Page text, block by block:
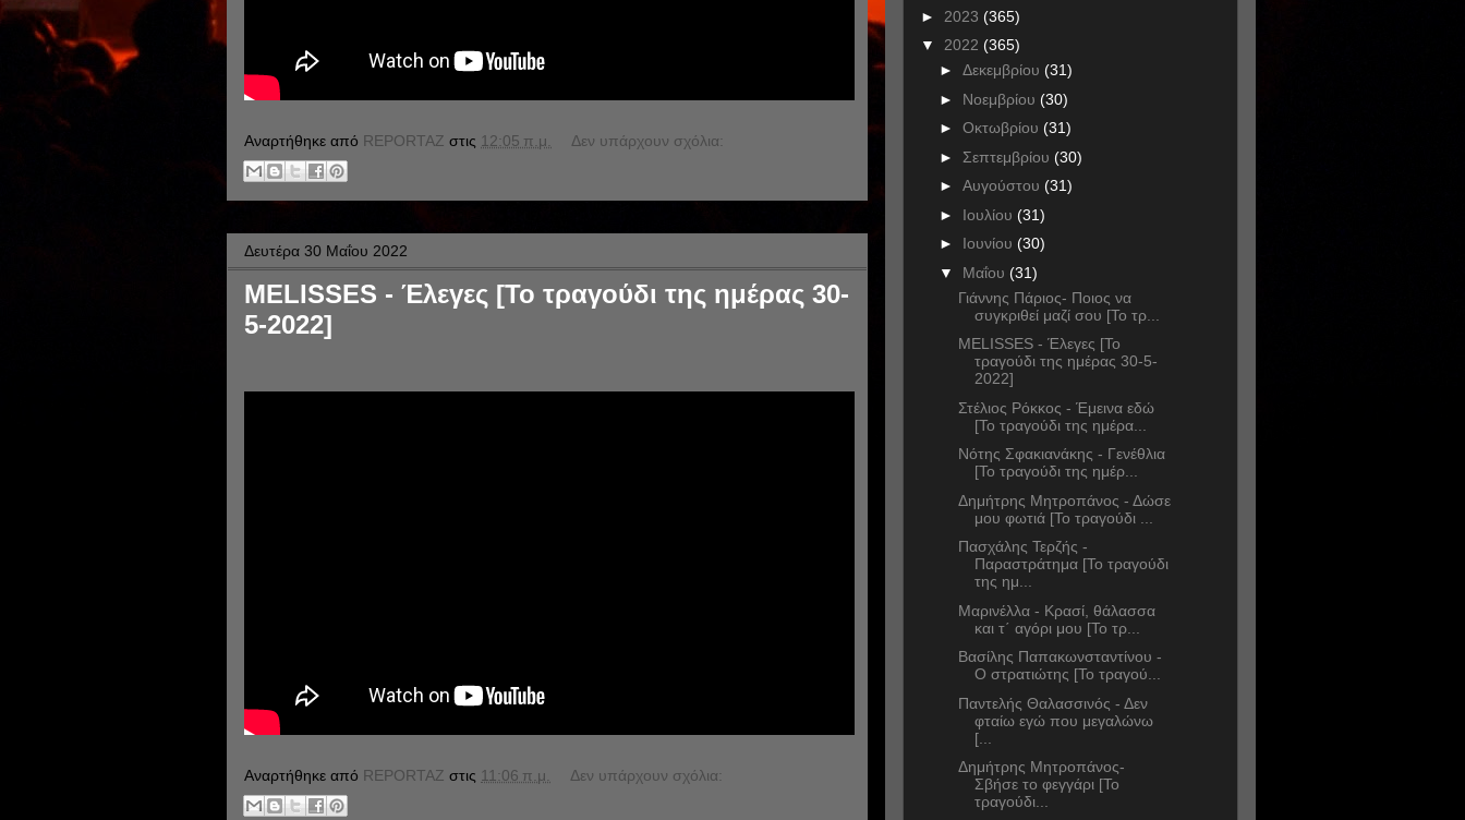
Αναρτήθηκε από REPORTAZ στις 12:05 π.μ. Δεν υπάρχουν σχόλια:
Δευτέρα 30 Μαΐου 2022
MELISSES - Έλεγες [Το τραγούδι της ημέρας 30-
5-2022]
Αναρτήθηκε από REPORTAZ στις 11:06 π.μ. Δεν υπάρχουν σχόλια:
► 2023 (365)
▼ 2022 (365)
► Δεκεμβρίου (31)
► Νοεμβρίου (30)
► Οκτωβρίου (31)
► Σεπτεμβρίου (30)
► Αυγούστου (31)
► Ιουλίου (31)
► Ιουνίου (30)
▼ Μαΐου (31)
Γιάννης Πάριος- Ποιος να
συγκριθεί μαζί σου [Το τρ...
MELISSES - Έλεγες [Το
τραγούδι της ημέρας 30-5-
2022]
Στέλιος Ρόκκος - Έμεινα εδώ
[Το τραγούδι της ημέρα...
Νότης Σφακιανάκης - Γενέθλια
[Το τραγούδι της ημέρ...
Δημήτρης Μητροπάνος - Δώσε
μου φωτιά [Το τραγούδι ...
Πασχάλης Τερζής -
Παραστράτημα [Το τραγούδι
της ημ...
Μαρινέλλα - Κρασί, θάλασσα
και τ΄ αγόρι μου [Το τρ...
Βασίλης Παπακωνσταντίνου -
Ο στρατιώτης [Το τραγού...
Παντελής Θαλασσινός - Δεν
φταίω εγώ που μεγαλώνω
[...
Δημήτρης Μητροπάνος-
Σβήσε το φεγγάρι [Το
τραγούδι...